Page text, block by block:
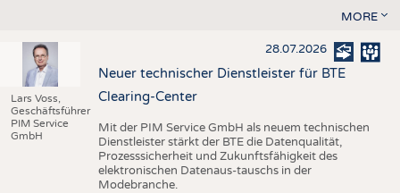
MORE
Lars Voss,
Geschäftsführer
PIM Service
GmbH
28.07.2026
Neuer technischer Dienstleister für BTE
Clearing-Center
Mit der PIM Service GmbH als neuem technischen
Dienstleister stärkt der BTE die Datenqualität,
Prozesssicherheit und Zukunftsfähigkeit des
elektronischen Datenaus-tauschs in der
Modebranche.